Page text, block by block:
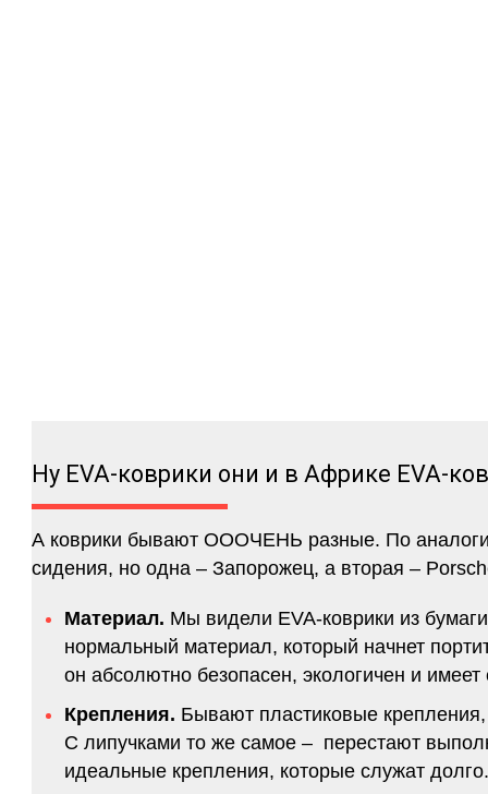
Ну EVA-коврики они и в Африке EVA-
А коврики бывают ОООЧЕНЬ разные. По
сидения, но одна – Запорожец, а вторая –
Материал. Мы видели EVA-коврики из
нормальный материал, который начнет
он абсолютно безопасен, экологичен и
Крепления. Бывают пластиковые
С липучками то же самое – перестают
идеальные крепления, которые служат